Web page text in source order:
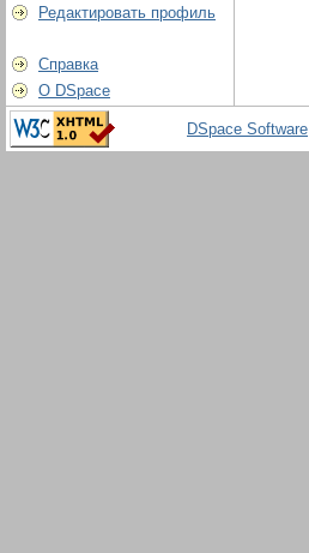
Редактировать профиль
Справка
О DSpace
DSpace Software